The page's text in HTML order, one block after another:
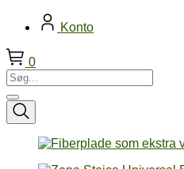
Konto
0
Søg...